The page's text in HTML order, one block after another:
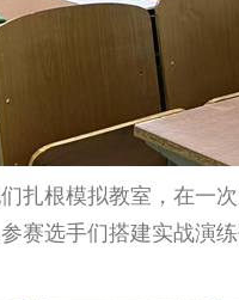
扎根模拟教室，在一
赛选手们搭建实战演